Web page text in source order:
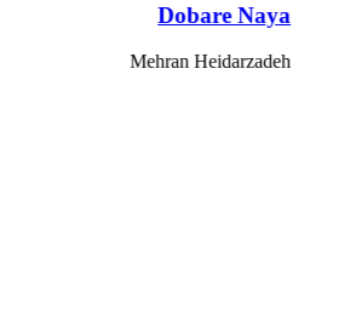
Dobare Naya
Mehran Heidarzadeh